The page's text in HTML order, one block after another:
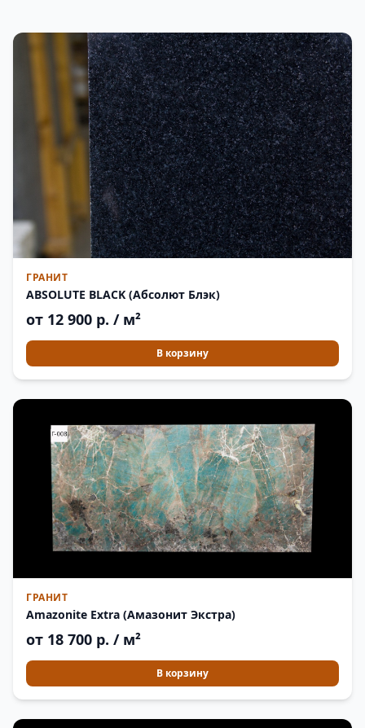
ГРАНИТ
ABSOLUTE BLACK (Абсолют Блэк)
от 12 900 р. / м²
В корзину
ГРАНИТ
Amazonite Extra (Амазонит Экстра)
от 18 700 р. / м²
В корзину